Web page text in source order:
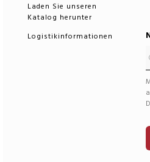
Laden Sie unseren
Katalog herunter
Logistikinformationen